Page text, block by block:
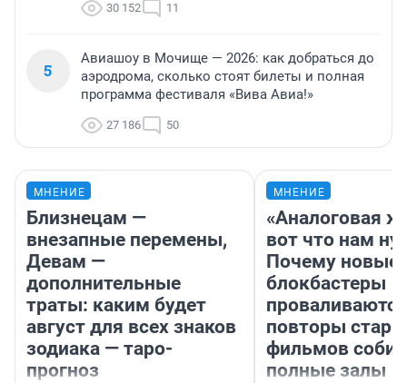
30 152 11
5
Авиашоу в Мочище — 2026: как добраться до
аэродрома, сколько стоят билеты и полная
программа фестиваля «Вива Авиа!»
27 186 50
МНЕНИЕ
Близнецам —
внезапные перемены,
Девам —
дополнительные
траты: каким будет
август для всех знаков
зодиака — таро-
прогноз
МНЕНИЕ
«Аналоговая
вот что нам
Почему новые
блокбастеры
повторы
фильмов
полные залы